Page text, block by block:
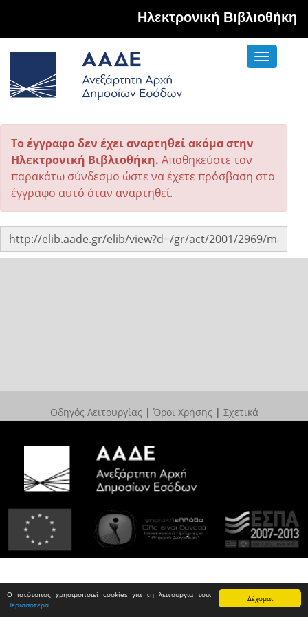
Δέχομαι
Ο ιστότοπος χρησιμοποιεί cookies για τη λειτουργία του.
Περισσότερα
Hλεκτρονική Βιβλιοθήκη
Toggle
Το έγγραφο δεν έχει αναρτηθεί ακόμα στην
Ηλεκτρονική Βιβλιοθήκη. Αποθηκεύστε τον
παρακάτω σύνδεσμο ώστε να έχετε πρόσβαση στο
έγγραφο αυτό όταν αναρτηθεί.
Οδηγός Λειτουργίας | Όροι Χρήσης | Σχετικά